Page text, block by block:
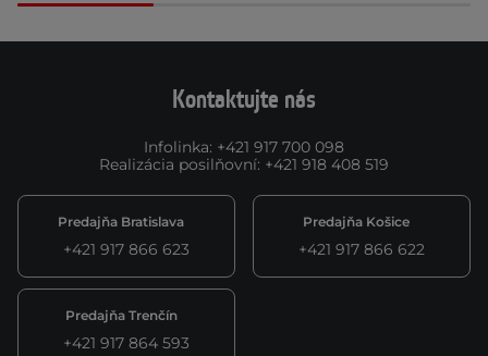
Kontaktujte nás
Infolinka: +421 917 700 098
Realizácia posilňovní: +421 918 408 519
Predajňa Bratislava
+421 917 866 623
Predajňa Košice
+421 917 866 622
Predajňa Trenčín
+421 917 864 593